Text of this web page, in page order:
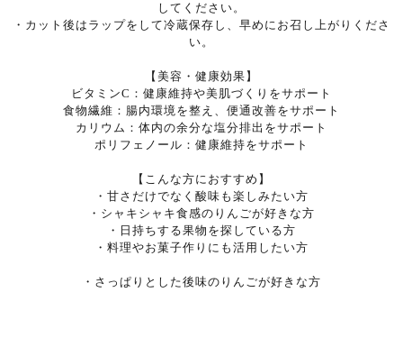
してください。
・カット後はラップをして冷蔵保存し、早めにお召し上がりくださ
い。
【美容・健康効果】
ビタミンC：健康維持や美肌づくりをサポート
食物繊維：腸内環境を整え、便通改善をサポート
カリウム：体内の余分な塩分排出をサポート
ポリフェノール：健康維持をサポート
【こんな方におすすめ】
・甘さだけでなく酸味も楽しみたい方
・シャキシャキ食感のりんごが好きな方
・日持ちする果物を探している方
・料理やお菓子作りにも活用したい方
・さっぱりとした後味のりんごが好きな方